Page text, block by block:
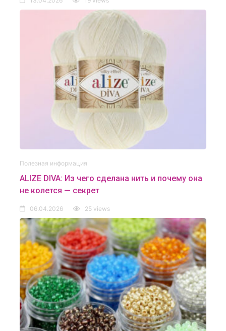
Полезная информация
ALIZE DIVA: Из чего сделана нить и почему она
не колется — секрет
06.04.2026 25 views